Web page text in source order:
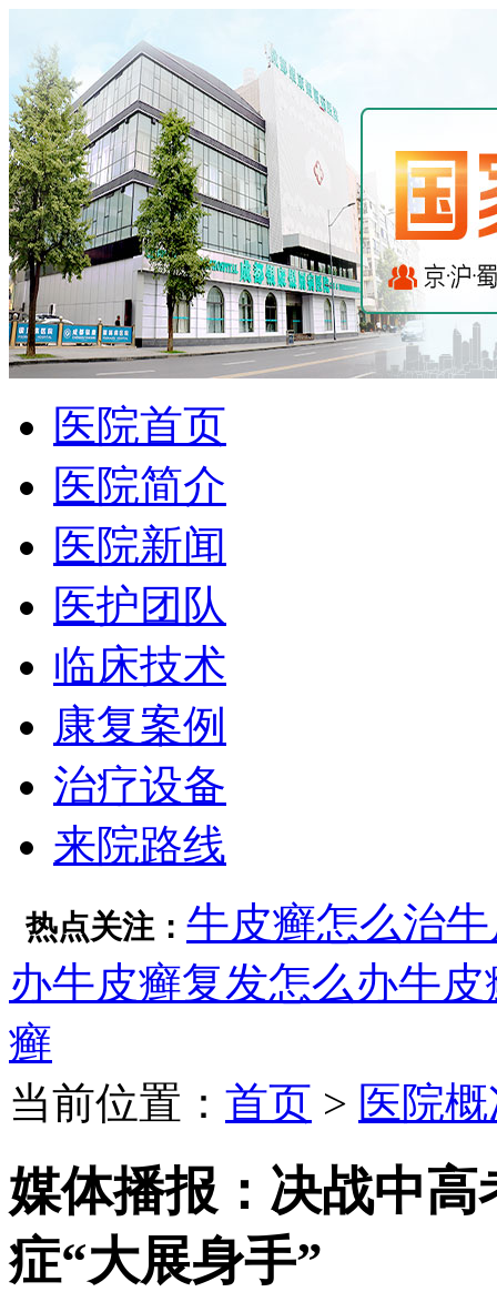
医院首页
医院简介
医院新闻
医护团队
临床技术
康复案例
治疗设备
来院路线
热点关注： 牛皮癣怎么治
办牛皮癣复发怎么办牛皮
癣
当前位置： 首页 > 医院
媒体播报：决战中
症“大展身手”